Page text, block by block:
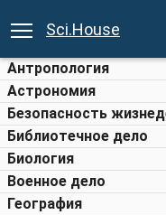
Sci.House
Антропология
Астрономия
Безопасность
Библиотечное дело
Биология
Военное дело
География